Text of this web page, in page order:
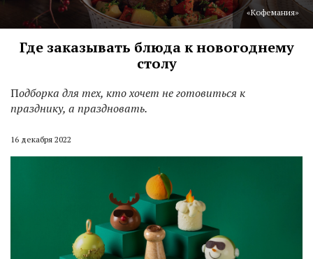
«Кофемания»
Где заказывать блюда к новогоднему
столу
Подборка для тех, кто хочет не готовиться к
празднику, а праздновать.
16 декабря 2022